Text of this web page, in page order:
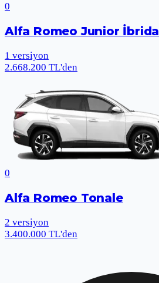
0
Alfa Romeo Junior İbrida
1 versiyon
2.668.200 TL'den
0
Alfa Romeo Tonale
2 versiyon
3.400.000 TL'den